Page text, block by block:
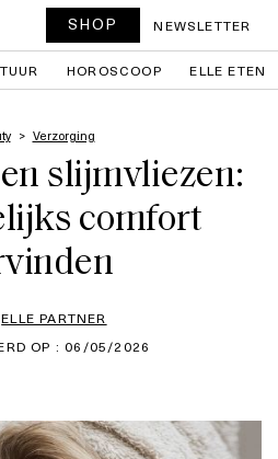
SHOP NEWSLETTER
HOROSCOOP ELLE ETEN
Verzorging
slijmvliezen:
comfort
ELLE PARTNER
OP : 06/05/2026